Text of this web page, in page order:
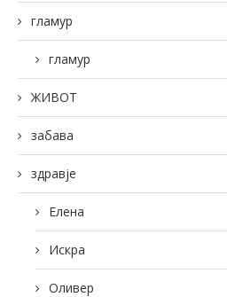
гламур
гламур
ЖИВОТ
забава
здравје
Елена
Искра
Оливер